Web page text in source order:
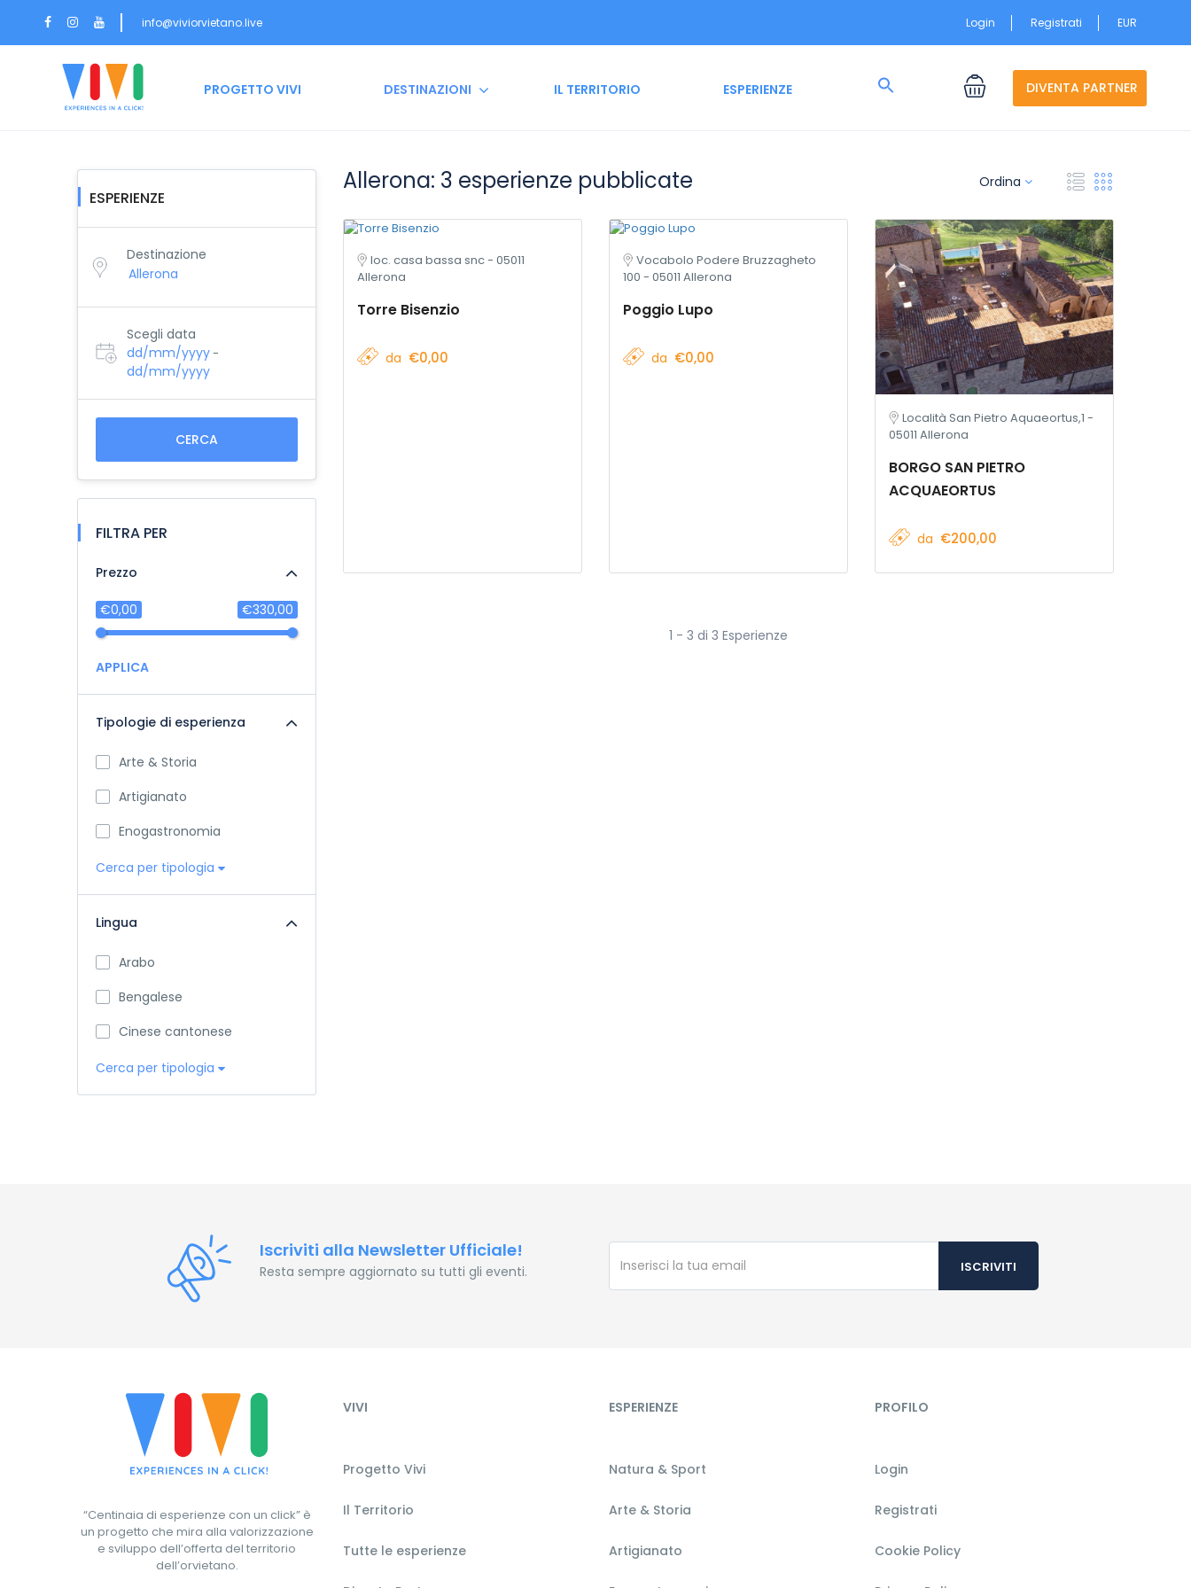
info@viviorvietano.live Login Registrati EUR
HOME PROGETTO VIVI DESTINAZIONI IL TERRITORIO ESPERIENZE
Search
Search Button
DIVENTA PARTNER
ESPERIENZE
Destinazione
Scegli data
dd/mm/yyyy-
dd/mm/yyyy
CERCA
FILTRA PER
Prezzo
€0,00 €330,00
APPLICA
Tipologie di esperienza
Arte & Storia
Artigianato
Enogastronomia
Cerca per tipologia
Lingua
Arabo
Bengalese
Cinese cantonese
Cerca per tipologia
Ordina
Allerona: 3 esperienze pubblicate
loc. casa bassa snc - 05011
Allerona
Torre Bisenzio
da €0,00
Vocabolo Podere Bruzzagheto
100 - 05011 Allerona
Poggio Lupo
da €0,00
Località San Pietro Aquaeortus,1 -
05011 Allerona
BORGO SAN PIETRO
ACQUAEORTUS
da €200,00
1 - 3 di 3 Esperienze
Iscriviti alla Newsletter Ufficiale!
Resta sempre aggiornato su tutti gli eventi.
“Centinaia di esperienze con un click” è
un progetto che mira alla valorizzazione
e sviluppo dell’offerta del territorio
dell’orvietano.
VIVI
Progetto Vivi
Il Territorio
Tutte le esperienze
ESPERIENZE
Natura & Sport
Arte & Storia
Artigianato
PROFILO
Login
Registrati
Cookie Policy